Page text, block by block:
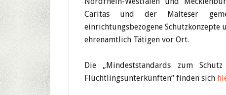
Caritas und der Malteser
einrichtungsbezogene
ehrenamtlich Tätigen vor Ort.
Die „Mindeststandards zum
Flüchtlingsunterkünften“ finden sich